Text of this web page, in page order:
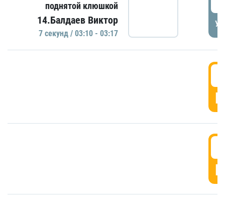
поднятой клюшкой
14.Балдаев Виктор
7 секунд / 03:10 - 03:17